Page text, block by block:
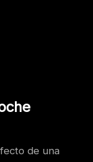
de una